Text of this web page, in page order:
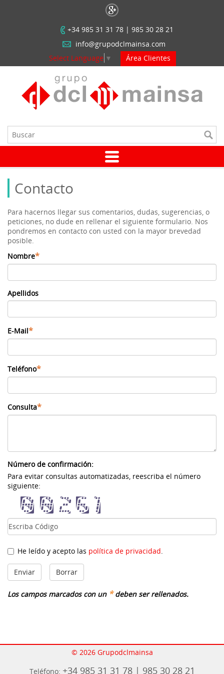
+34 985 31 31 78 | 985 30 28 21
info@grupodclmainsa.com
Select Language ▼ Área Clientes
Contacto
Para hacernos llegar sus comentarios, dudas, sugerencias, o
peticiones, no dude en rellenar el siguiente formulario. Nos
pondremos en contacto con usted con la mayor brevedad
posible.
Nombre*
Apellidos
E-Mail*
Teléfono*
Consulta*
Número de confirmación:
Para evitar consultas automatizadas, reescriba el número
siguiente:
He leído y acepto las política de privacidad
Los campos marcados con un *deben ser rellenados.
© 2026 Grupodclmainsa
Teléfono: +34 985 31 31 78 | 985 30 28 21